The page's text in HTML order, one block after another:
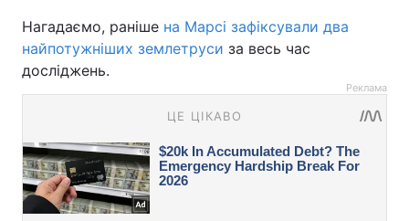
Нагадаємо, раніше на Марсі зафіксували два
найпотужніших землетруси за весь час
досліджень.
Реклама